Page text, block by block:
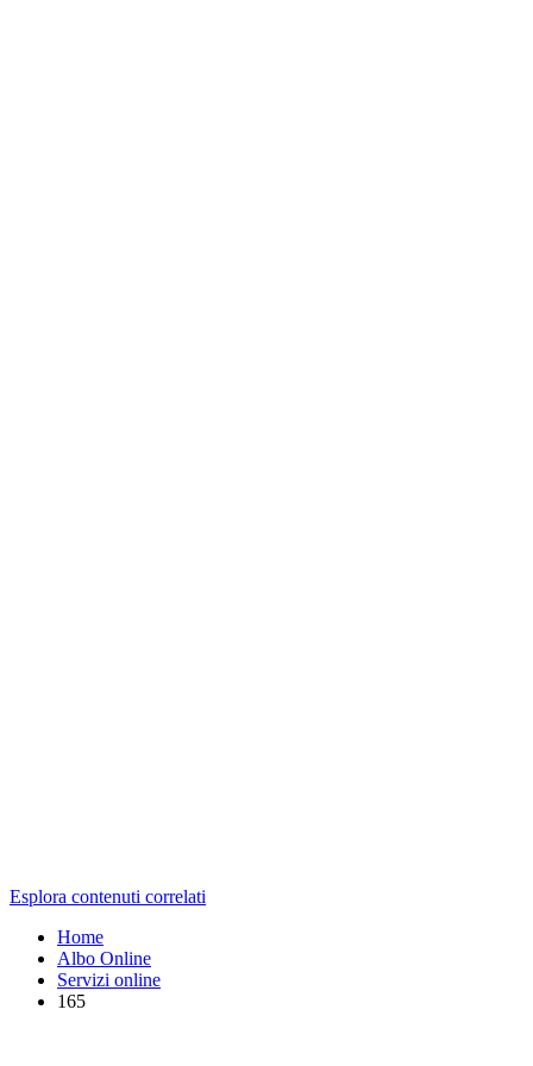
Esplora contenuti correlati
Home
Albo Online
Servizi online
165